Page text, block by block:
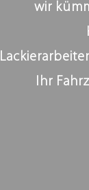
wir
Ihr